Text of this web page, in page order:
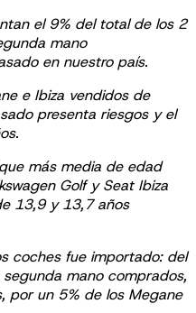
el 9% del total de los 2
mano
en nuestro país.
e Ibiza vendidos de
presenta riesgos y el
más media de edad
Golf y Seat Ibiza
13,9 y 13,7 años
coches fue importado: del
mano comprados,
por un 5% de los Megane